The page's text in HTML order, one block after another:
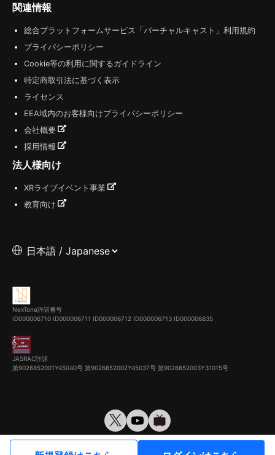
関連情報
総合プラットフォームサービス「バーチャルキャスト」利用規約
プライバシーポリシー
Cookie等の利用に関するガイドライン
特定商取引法に基づく表示
ライセンス
EEA域内のお客様向けプライバシーポリシー
会社概要
採用情報
法人様向け
XRライブイベント事業
教育向け
NexTone許諾番号
ID000006710 ID000006711 ID000006712 ID000006713 ID000006835
JASRAC許諾
第9026852001Y45040号 第9026852002Y45037号 第9026852003Y31015号
© VirtualCast, Inc. All rights reserved.